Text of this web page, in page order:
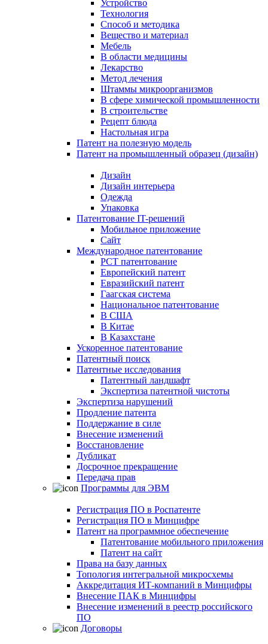
Устройство
Технология
Способ и методика
Вещество и материал
Мебель
В области медицины
Лекарство
Метод лечения
Штаммы микроорганизмов
В сфере химической промышленности
В строительстве
Рецепт блюда
Настольная игра
Патент на полезную модель
Патент на промышленный образец (дизайн)
Дизайн
Дизайн интерьера
Одежда
Упаковка
Патентование IT-решений
Мобильное приложение
Сайт
Международное патентование
PCT патентование
Европейский патент
Евразийский патент
Гаагская система
Национальное патентование
В США
В Китае
В Казахстане
Ускоренное патентование
Патентный поиск
Патентные исследования
Патентный ландшафт
Экспертиза патентной чистоты
Экспертиза нарушений
Продление патента
Поддержание в силе
Внесение изменений
Восстановление
Дубликат
Досрочное прекращение
Передача прав
Программы для ЭВМ
Регистрация ПО в Роспатенте
Регистрация ПО в Минцифре
Патент на программное обеспечение
Патентование мобильного приложения
Патент на сайт
Права на базу данных
Топология интегральной микросхемы
Аккредитация ИТ-компаний в Минцифры
Внесение ПАК в Минцифры
Внесение изменений в реестр российского
ПО
Договоры